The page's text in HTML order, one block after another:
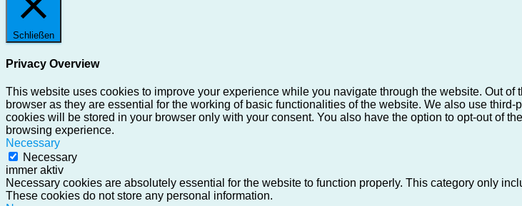
Schließen
Privacy Overview
This website uses cookies to improve your experience while you navigate through the website. Out
browser as they are essential for the working of basic functionalities of the website. We also use
cookies will be stored in your browser only with your consent. You also have the option to opt-out of
browsing experience.
Necessary
Necessary
immer aktiv
Necessary cookies are absolutely essential for the website to function properly. This category only
These cookies do not store any personal information.